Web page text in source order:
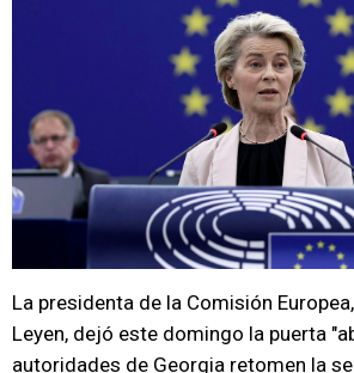
La presidenta de la Comisión
Leyen, dejó este domingo la puerta
autoridades de Georgia retomen la